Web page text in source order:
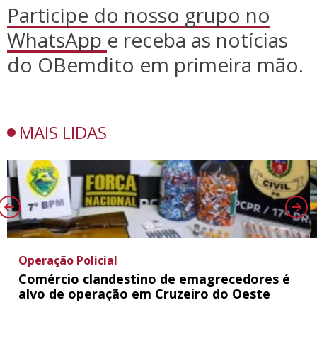
Participe do nosso grupo no
WhatsApp e receba as notícias
do OBemdito em primeira mão.
MAIS LIDAS
Operação Policial
Comércio clandestino de emagrecedores é
alvo de operação em Cruzeiro do Oeste